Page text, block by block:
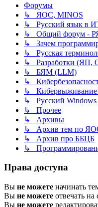
Форумы
↳ ЯОС, MINOS
↳ Русский язык в
↳ Общий форум -
↳ Зачем
↳ Русская
↳ Разработки (ЯП,
↳ БЯМ (LLM)
↳
↳
↳ Русский Windows
↳ Прочее
↳ Архивы
↳ Архив тем по
↳ Архив про ББЦБ
↳
Права доступа
Вы не можете начинать
Вы не можете отвечать
Вы не можете